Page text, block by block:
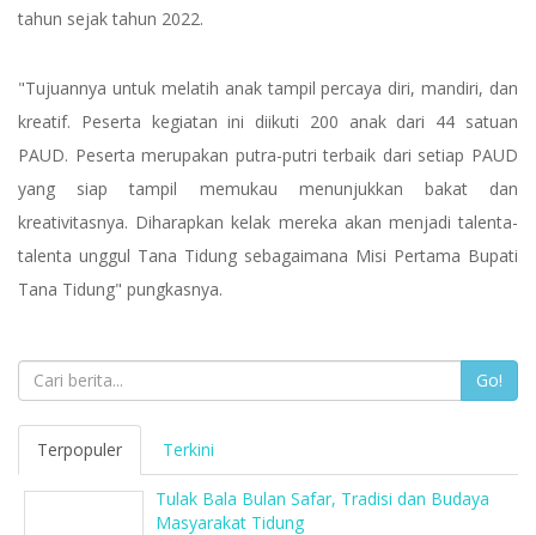
tahun sejak tahun 2022.
"Tujuannya untuk melatih anak tampil percaya diri, mandiri, dan
kreatif. Peserta kegiatan ini diikuti 200 anak dari 44 satuan
PAUD. Peserta merupakan putra-putri terbaik dari setiap PAUD
yang siap tampil memukau menunjukkan bakat dan
kreativitasnya. Diharapkan kelak mereka akan menjadi talenta-
talenta unggul Tana Tidung sebagaimana Misi Pertama Bupati
Tana Tidung" pungkasnya.
Go!
Terpopuler Terkini
Tulak Bala Bulan Safar, Tradisi dan Budaya
Masyarakat Tidung